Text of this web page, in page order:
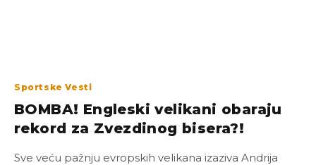
Sportske Vesti
BOMBA! Engleski velikani obaraju
rekord za Zvezdinog bisera?!
Sve veću pažnju evropskih velikana izaziva Andrija